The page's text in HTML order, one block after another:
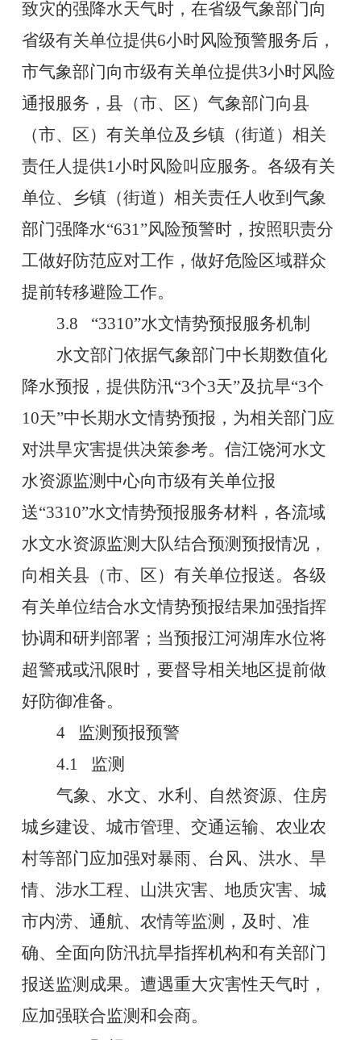
致灾的强降水天气时，在省级气象部门向
省级有关单位提供6小时风险预警服务后，
市气象部门向市级有关单位提供3小时风险
通报服务，县（市、区）气象部门向县
（市、区）有关单位及乡镇（街道）相关
责任人提供1小时风险叫应服务。各级有关
单位、乡镇（街道）相关责任人收到气象
部门强降水“631”风险预警时，按照职责分
工做好防范应对工作，做好危险区域群众
提前转移避险工作。
3.8
“3310”水文情势预报服务机制
水文部门依据气象部门中长期数值化
降水预报，提供防汛“3个3天”及抗旱“3个
10天”中长期水文情势预报，为相关部门应
对洪旱灾害提供决策参考。信江饶河水文
水资源监测中心向市级有关单位报
送“3310”水文情势预报服务材料，各流域
水文水资源监测大队结合预测预报情况，
向相关县（市、区）有关单位报送。各级
有关单位结合水文情势预报结果加强指挥
协调和研判部署 ； 当预报江河湖库水位将
超警戒或汛限时，要督导相关地区提前做
好防御准备。
4 监测预报预警
4.1 监测
气象、水文、水利、自然资源、住房
城乡建设、城市管理、交通运输、农业农
村等部门应加强对暴雨、台风、洪水、旱
情、涉水工程、山洪灾害、地质灾害、城
市内涝、通航、农情等监测，及时、准
确、全面向防汛抗旱指挥机构和有关部门
报送监测成果。遭遇重大灾害性天气时，
应加强联合监测和会商。